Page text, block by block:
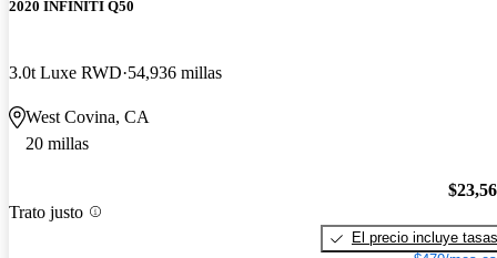
2020 INFINITI Q50
3.0t Luxe RWD 54,936 millas
West Covina, CA
20 millas
Trato justo
El precio incluye tasas